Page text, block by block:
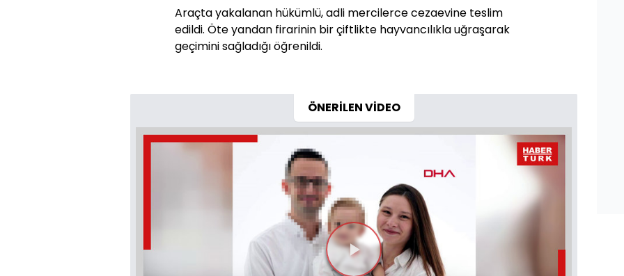
Araçta yakalanan hükümlü, adli mercilerce cezaevine teslim
edildi. Öte yandan firarinin bir çiftlikte hayvancılıkla uğraşarak
geçimini sağladığı öğrenildi.
ÖNERİLEN VİDEO
Videoyu